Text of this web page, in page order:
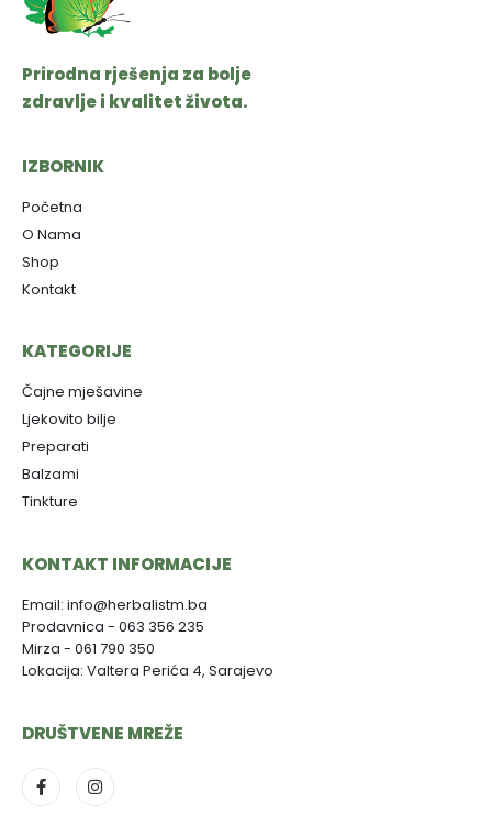
Prirodna rješenja za bolje
zdravlje i kvalitet života.
IZBORNIK
Početna
O Nama
Shop
Kontakt
KATEGORIJE
Čajne mješavine
Ljekovito bilje
Preparati
Balzami
Tinkture
KONTAKT INFORMACIJE
Email: info@herbalistm.ba
Prodavnica - 063 356 235
Mirza - 061 790 350
Lokacija: Valtera Perića 4, Sarajevo
DRUŠTVENE MREŽE